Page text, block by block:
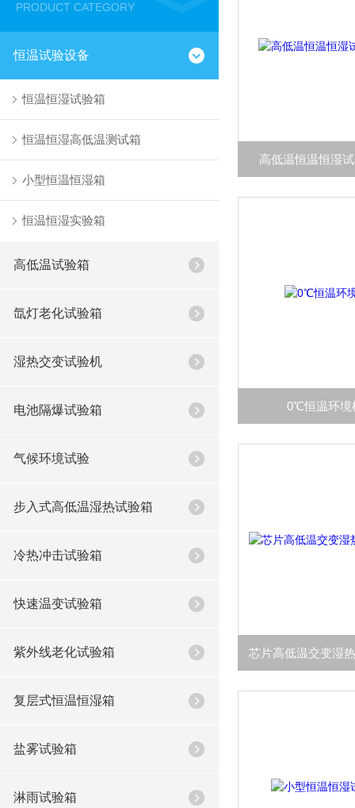
PRODUCT CATEGORY
恒温试验设备
恒温恒湿试验箱
恒温恒湿高低温测试箱
小型恒温恒湿箱
恒温恒湿实验箱
高低温试验箱
氙灯老化试验箱
湿热交变试验机
电池隔爆试验箱
气候环境试验
步入式高低温湿热试验箱
冷热冲击试验箱
快速温变试验箱
紫外线老化试验箱
复层式恒温恒湿箱
盐雾试验箱
淋雨试验箱
高低温恒温恒湿
0℃恒温环境